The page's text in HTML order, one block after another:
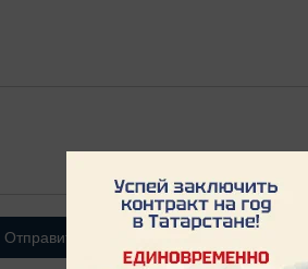
Отправить